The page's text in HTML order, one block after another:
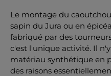
Le montage du
sapin du Jura ou en
fabriqué par des
c'est l'unique activité. Il
matériau synthétique en
des raisons